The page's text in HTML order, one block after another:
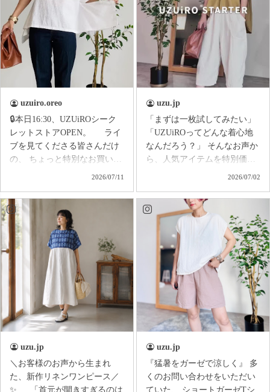
uzuiro.oreo
🔒本日16:30、UZUiROシーク
レットストアOPEN。 ライ
ブを見てくださる皆さんだけ
の、 ちょっと特別なお買い物
メントしてくださった方だけ
に、特別に【シークレット商
品ページ】をお届け📩 今回の
限定アイテムは… 『ひらりヘ
ムプルオーバー』 歩くたびに
裾がひらり。 まるで金魚のし
っぽのように揺れる、 大人か
わいいシルエットが魅力の一
枚です。 しかも今回は、 Re
シリーズの一点もの。 各カラ
ー・各サイズともに数着の
み。 ライブだからこそ出会え
る、 ライブだからこそ買え
る。 そんな『秘密のお店』
を、 今日はみんなで楽しみま
2026/07/11
uzu.jp
「まずは一枚試してみたい」
「UZUiROってどんな着心地
なんだろう？」 そんなお声か
ら、人気アイテムを特別価格
ターターシリーズは、あえて
染色をしていない〈生成りカ
ラー〉。 晒しをしないコ
ットンそのままの色味で、
UZUiROのものづくりや素材
の気持ちよさを、もっと手に
取りやすい価格でお届けして
います。 ふわっと軽く
て、 肌がよろこぶ気持ちよ
さ。 ゆったり着られるの
に、 ちゃんと素敵に見える。
愛知でつくる、毎日に寄り
添う服を全国にお届けしてい
ます♪ 人気の ・バルーンパ
ンツ ・ゆったりガーゼTシャ
2026/07/02
uzu.jp
＼お客様のお声から生まれ
た、新作リネンワンピース／
✨ 「首元が開きすぎるのは
uzu.jp
『猛暑をガーゼで涼しく』 多
くのお問い合わせをいただい
ていた、 ショートガーゼTシ